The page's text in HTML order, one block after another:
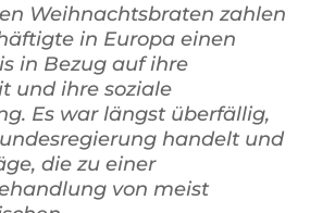
Weihnachtsbraten zahlen
in Europa einen
in Bezug auf ihre
und ihre soziale
Es war längst überfällig,
handelt und
die zu einer
von meist